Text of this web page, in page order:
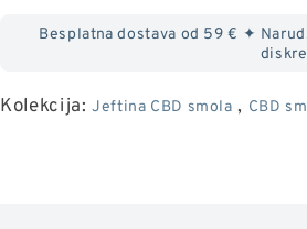
vode
vode
Besplatna dostava od 59 € ✦
Kolekcija:Jeftina CBD smola , CBD